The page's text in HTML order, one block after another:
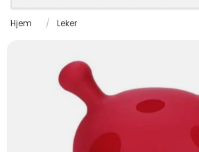
Hjem / Leker